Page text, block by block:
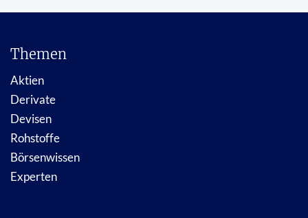
Themen
Aktien
Derivate
Devisen
Rohstoffe
Börsenwissen
Experten